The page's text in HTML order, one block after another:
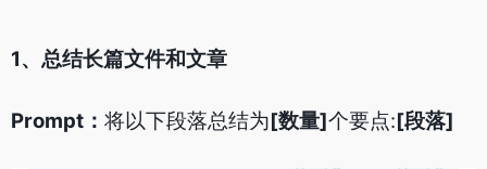
1、总结长篇文件和文章
Prompt： 将以下段落总结为[数量]个要点:[段落]